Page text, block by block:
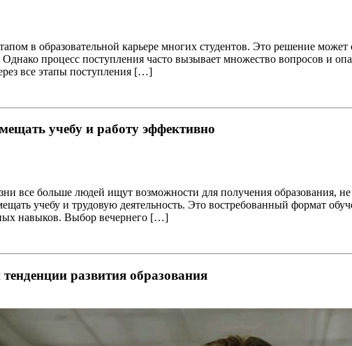
в образовательной карьере многих студентов. Это решение
процесс поступления часто вызывает множество вопросов и
все этапы поступления […]
учебу и работу эффективно
все больше людей ищут возможности для получения образования,
учебу и трудовую деятельность. Это востребованный формат
навыков. Выбор вечернего […]
развития образования